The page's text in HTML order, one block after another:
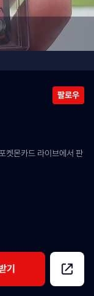
팔로우
켓몬카드 라이브에서 판
기